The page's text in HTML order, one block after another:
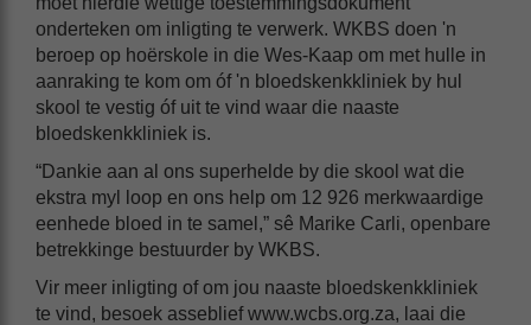
onderteken om inligting te verwerk. WKBS doen 'n
beroep op hoërskole in die Wes-Kaap om met hulle in
aanraking te kom om óf 'n bloedskenkkliniek by hul
skool te vestig óf uit te vind waar die naaste
bloedskenkkliniek is.
“Dankie aan al ons superhelde by die skool wat die
ekstra myl loop en ons help om 12 926 merkwaardige
eenhede bloed in te samel,” sê Marike Carli, openbare
betrekkinge bestuurder by WKBS.
Vir meer inligting of om jou naaste bloedskenkkliniek
te vind, besoek asseblief www.wcbs.org.za, laai die